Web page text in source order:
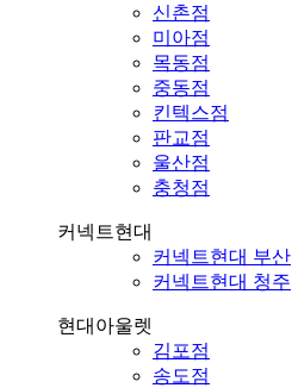
신촌점
미아점
목동점
중동점
킨텍스점
판교점
울산점
충청점
커넥트현대
커넥트현대 부산
커넥트현대 청주
현대아울렛
김포점
송도점